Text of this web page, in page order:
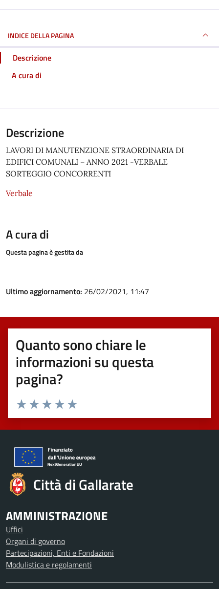
INDICE DELLA PAGINA
Descrizione
A cura di
Descrizione
LAVORI DI MANUTENZIONE STRAORDINARIA DI
EDIFICI COMUNALI – ANNO 2021 -VERBALE
SORTEGGIO CONCORRENTI
Verbale
A cura di
Questa pagina è gestita da
Ultimo aggiornamento: 26/02/2021, 11:47
Quanto sono chiare le
informazioni su questa
pagina?
Valuta 5 stelle su 5
Valuta 4 stelle su 5
Valuta 3 stelle su 5
Valuta 2 stelle su 5
Valuta 1 stelle su 5
Città di Gallarate
AMMINISTRAZIONE
Uffici
Organi di governo
Partecipazioni, Enti e Fondazioni
Modulistica e regolamenti